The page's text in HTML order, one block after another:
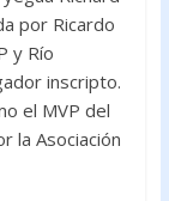
por Ricardo
y Río
inscripto.
el MVP del
la Asociación